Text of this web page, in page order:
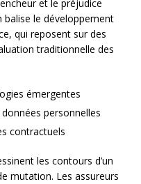
et le préjudice
balise le développement
qui reposent sur des
traditionnelle des
émergentes
personnelles
contractuels
les contours d’un
mutation. Les assureurs